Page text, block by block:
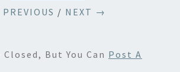
/ NEXT →
But You Can Post A